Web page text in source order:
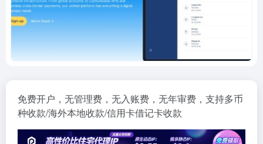
免费开户，无管理费，无入账费，无年审费，支持多币
种收款/海外本地收款/信用卡借记卡收款